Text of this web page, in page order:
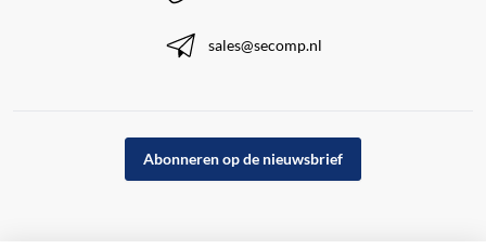
sales@secomp.nl
Abonneren op de nieuwsbrief